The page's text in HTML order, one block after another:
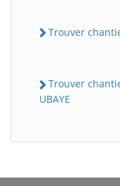
Trouver
Trouver
UBAYE
B Assistant en